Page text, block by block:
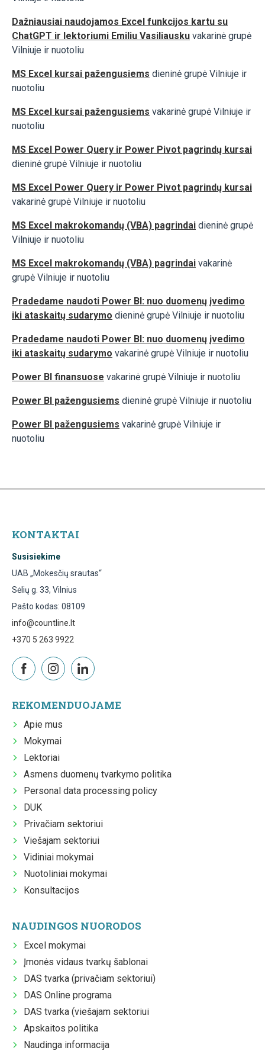
Dažniausiai naudojamos Excel funkcijos kartu su
ChatGPT ir lektoriumi Emiliu Vasiliausku vakarinė grupė
Vilniuje ir nuotoliu
MS Excel kursai pažengusiems dieninė grupė Vilniuje ir
nuotoliu
MS Excel kursai pažengusiems vakarinė grupė Vilniuje ir
nuotoliu
MS Excel Power Query ir Power Pivot pagrindų kursai
dieninė grupė Vilniuje ir nuotoliu
MS Excel Power Query ir Power Pivot pagrindų kursai
vakarinė grupė Vilniuje ir nuotoliu
MS Excel makrokomandų (VBA) pagrindai dieninė grupė
Vilniuje ir nuotoliu
MS Excel makrokomandų (VBA) pagrindai vakarinė
grupė Vilniuje ir nuotoliu
Pradedame naudoti Power BI: nuo duomenų įvedimo
iki ataskaitų sudarymo dieninė grupė Vilniuje ir nuotoliu
Pradedame naudoti Power BI: nuo duomenų įvedimo
iki ataskaitų sudarymo vakarinė grupė Vilniuje ir nuotoliu
Power BI finansuose vakarinė grupė Vilniuje ir nuotoliu
Power BI pažengusiems dieninė grupė Vilniuje ir nuotoliu
Power BI pažengusiems vakarinė grupė Vilniuje ir
nuotoliu
KONTAKTAI
Susisiekime
UAB „Mokesčių srautas“
Sėlių g. 33, Vilnius
Pašto kodas: 08109
info@countline.lt
+370 5 263 9922
REKOMENDUOJAME
Apie mus
Mokymai
Lektoriai
Asmens duomenų tvarkymo politika
Personal data processing policy
DUK
Privačiam sektoriui
Viešajam sektoriui
Vidiniai mokymai
Nuotoliniai mokymai
Konsultacijos
NAUDINGOS NUORODOS
Excel mokymai
Įmonės vidaus tvarkų šablonai
DAS tvarka (privačiam sektoriui)
DAS Online programa
DAS tvarka (viešajam sektoriui
Apskaitos politika
Naudinga informacija